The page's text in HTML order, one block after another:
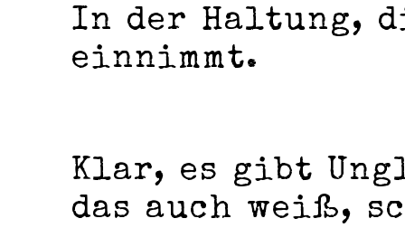
In der Haltung,
einnimmt.
Klar, es gibt
das auch weiß,